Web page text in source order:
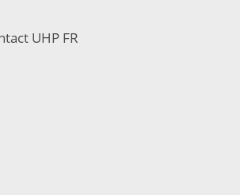
UHP FR